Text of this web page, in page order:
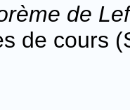
de
de cours